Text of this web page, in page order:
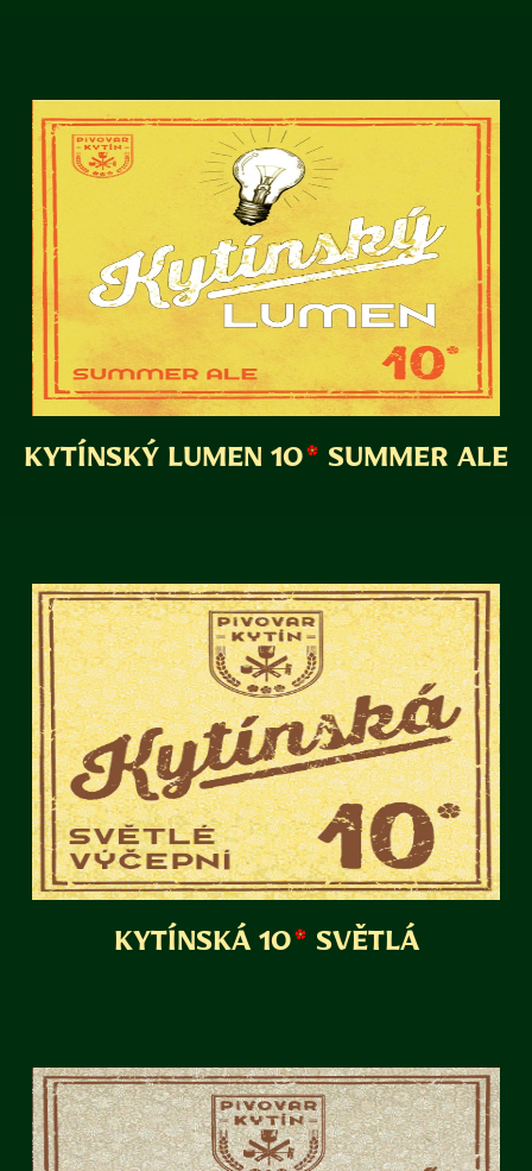
KYTÍNSKÝ LUMEN 10 SUMMER ALE
KYTÍNSKÁ 10 SVĚTLÁ